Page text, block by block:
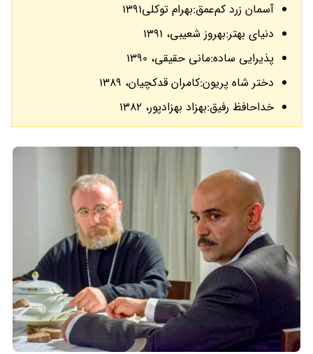
آسمان زرد کم‌عمق:بهرام توکلی1391
دنیای بهتر:بهروز شعیبی، 1391
پذیرایی ساده:مانی حقیقی، 1390
دختر شاه پریون:کامران قدکچیان، 1389
خداحافظ رفیق:بهزاد بهزادپور، 1382